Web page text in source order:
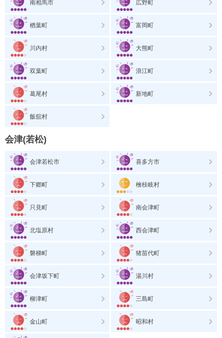
南相馬市 広野町
楢葉町 富岡町
川内村 大熊町
双葉町 浪江町
葛尾村 新地町
飯舘村
会津(若松)
会津若松市 喜多方市
下郷町 檜枝岐村
只見町 南会津町
北塩原村 西会津町
磐梯町 猪苗代町
会津坂下町 湯川村
柳津町 三島町
金山町 昭和村